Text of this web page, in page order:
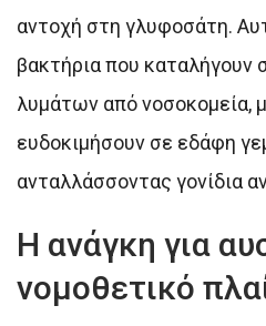
αντοχή στη γλυφοσάτη.
βακτήρια που καταλήγουν
λυμάτων από νοσοκομεία,
ευδοκιμήσουν σε εδάφη
ανταλλάσσοντας γονίδια
Η ανάγκη για
νομοθετικό